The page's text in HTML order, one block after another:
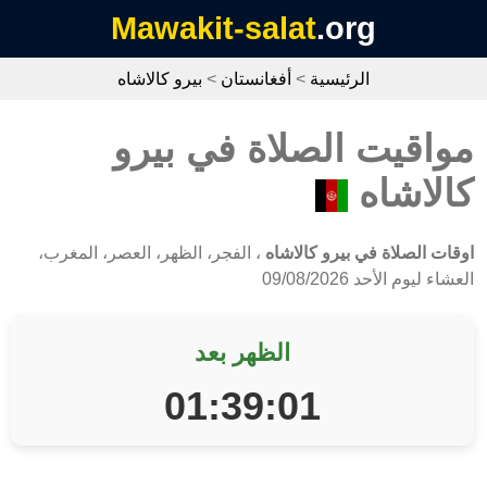
Mawakit-salat.org
الرئيسية > أفغانستان > بيرو كالاشاه
مواقيت الصلاة في بيرو
كالاشاه
اوقات الصلاة في بيرو كالاشاه ، الفجر، الظهر، العصر، المغرب،
العشاء ليوم الأحد 09/08/2026
الظهر بعد
01:39:01